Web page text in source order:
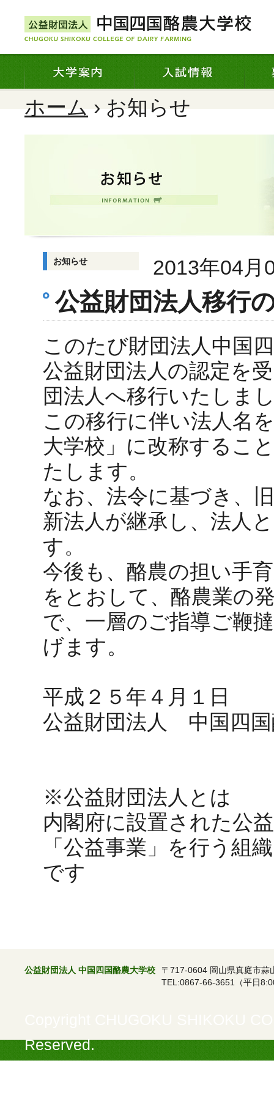
ホーム › お知らせ
お知らせ 2013年04月
公益財団法人移行
このたび財団法人中国
公益財団法人の認定を
団法人へ移行いたしま
この移行に伴い法人名
大学校」に改称するこ
たします。
なお、法令に基づき、
新法人が継承し、法人
す。
今後も、酪農の担い手
をとおして、酪農業の
で、一層のご指導ご鞭
げます。
平成２５年４月１日
公益財団法人 中国四国
※公益財団法人とは
内閣府に設置された公
「公益事業」を行う組
です
公益財団法人 中国四国酪農大学校
〒717-0604 岡山県真庭市蒜
TEL:0867-66-3651（平日
Reserved.